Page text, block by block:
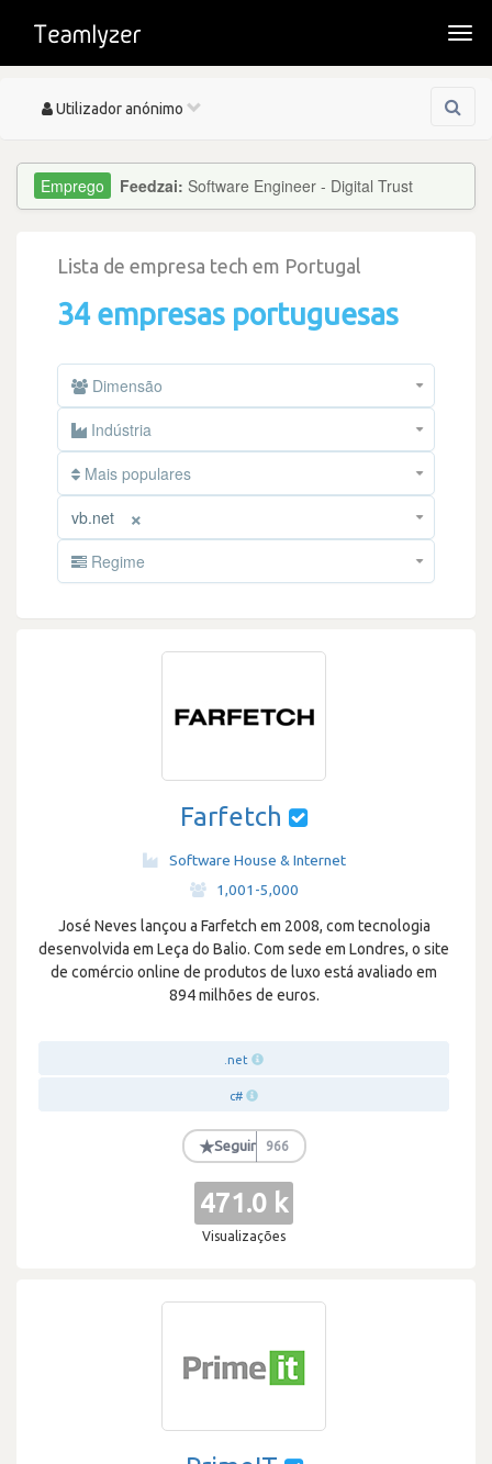
Toggle
Utilizador anónimo
Feedzai: Software Engineer - Digital Trust
Lista de empresa tech em Portugal
34 empresas portuguesas
Dimensão
Indústria
Mais populares
×
vb.net
Regime
Farfetch
Software House & Internet
1,001-5,000
José Neves lançou a Farfetch em 2008, com tecnologia
desenvolvida em Leça do Balio. Com sede em Londres, o site
de comércio online de produtos de luxo está avaliado em
894 milhões de euros.
.net
c#
★Seguir 966
471.0 k
Visualizações